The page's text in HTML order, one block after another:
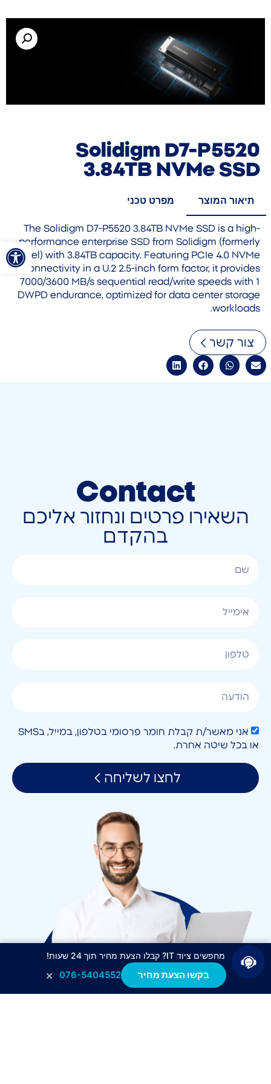
פתח
Solidigm D7-P5520
3.84TB NVMe SSD
תיאור המוצר מפרט טכני
The Solidigm D7-P5520 3.84TB NVMe SSD is a high-
performance enterprise SSD from Solidigm (formerly
Intel) with 3.84TB capacity. Featuring PCIe 4.0 NVMe
connectivity in a U.2 2.5-inch form factor, it provides
7000/3600 MB/s sequential read/write speeds with 1
DWPD endurance, optimized for data center storage
workloads.
צור קשר
Contact
השאירו פרטים ונחזור אליכם
בהקדם
אני מאשר/ת קבלת חומר פרסומי בטלפון, במייל, בSMS
או בכל שיטה אחרת.
לחצו לשליחה
מחפשים ציוד IT? קבלו הצעת מחיר תוך 24 שעות!
בקשו הצעת מחיר 076-5404552
×